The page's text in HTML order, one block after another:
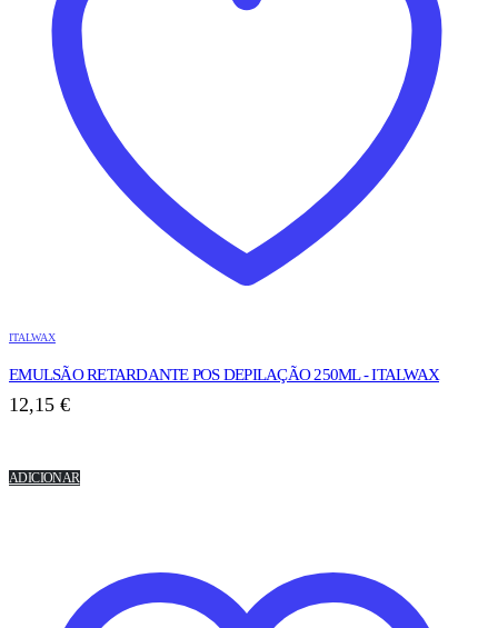
ITALWAX
EMULSÃO RETARDANTE POS DEPILAÇÃO 250ML - ITALWAX
12,15 €
ADICIONAR